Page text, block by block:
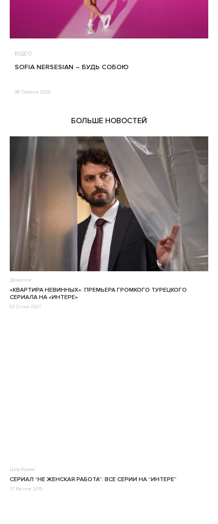
ВІДЕО
SOFIA NERSESIAN – БУДЬ СОБОЮ
08 Серпня 2026
БОЛЬШЕ НОВОСТЕЙ
Дозвілля
«КВАРТИРА НЕВИННЫХ»: ПРЕМЬЕРА ГРОМКОГО ТУРЕЦКОГО
СЕРИАЛА НА «ИНТЕРЕ»
07 Січня 2021
Шоу-бізнес
СЕРИАЛ “НЕ ЖЕНСКАЯ РАБОТА”: ВСЕ СЕРИИ НА “ИНТЕРЕ”
17 Квітня 2019